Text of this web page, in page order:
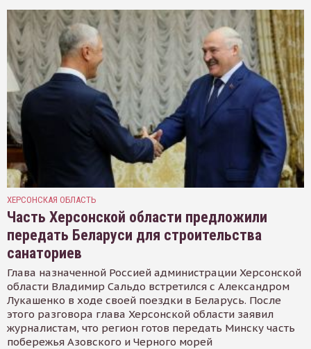
ХЕРСОНСКАЯ ОБЛАСТЬ
Часть Херсонской области предложили
передать Беларуси для строительства
санаториев
Глава назначенной Россией администрации Херсонской
области Владимир Сальдо встретился с Александром
Лукашенко в ходе своей поездки в Беларусь. После
этого разговора глава Херсонской области заявил
журналистам, что регион готов передать Минску часть
побережья Азовского и Черного морей